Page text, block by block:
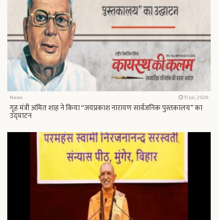
News 11 Jul, 2026
गृह मंत्री अमित शाह ने किया “जयप्रकाश नारायण सार्वजनिक पुस्तकालय” का
उद्घाटन